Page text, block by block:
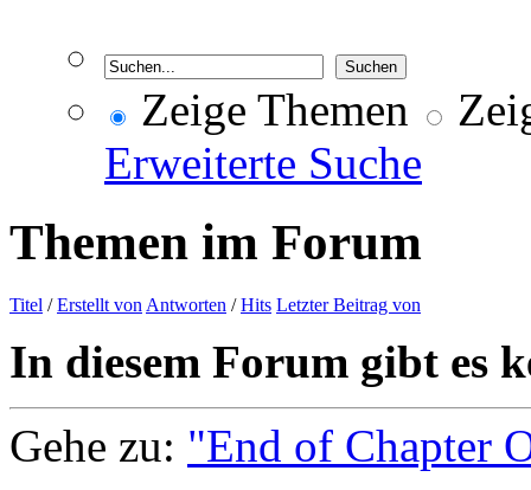
Zeige Themen
Erweiterte Suche
Themen im Forum
Titel /Erstellt von Antworten /Hits Letzter Beitrag von
In diesem Forum gibt es
Gehe zu: "End of Chapter